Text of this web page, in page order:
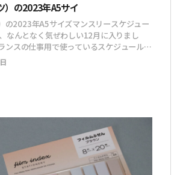
の2023年A5サイ
の2023年A5サイズマンスリースケジュー
ンスの仕事用で使っているスケジュール帳
手帳なのですが、毎日の情報を記録をする
くてもいい。とあまり期待せずに探しに行